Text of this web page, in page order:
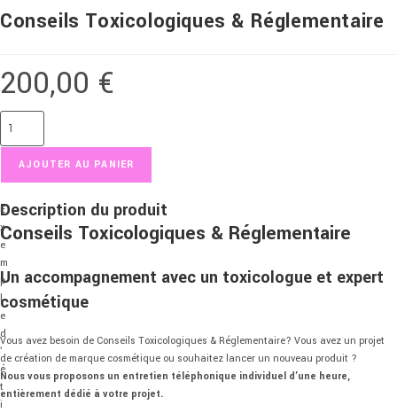
Conseils Toxicologiques & Réglementaire
200,00 €
AJOUTER AU PANIER
E
x
e
m
p
l
e
d
’
é
t
i
Description du produit
Conseils Toxicologiques & Réglementaire
Un accompagnement avec un toxicologue et expert
cosmétique
Vous avez besoin de Conseils Toxicologiques & Réglementaire? Vous avez un projet
de création de marque cosmétique ou souhaitez lancer un nouveau produit ?
Nous vous proposons un entretien téléphonique individuel d’une heure,
entièrement dédié à votre projet.